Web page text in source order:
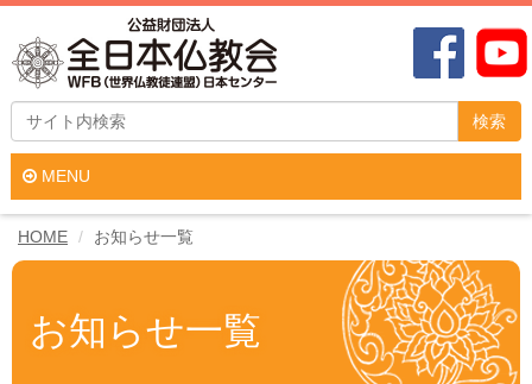
検索
MENU
HOME お知らせ一覧
お知らせ一覧